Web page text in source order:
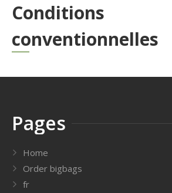
Conditions
conventionnelles
Pages
Home
Order bigbags
fr